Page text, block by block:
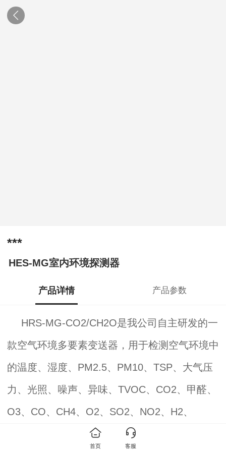
***
HES-MG室内环境探测器
产品详情 产品参数
HRS-MG-CO2/CH2O是我公司自主研发的一
款空气环境多要素变送器，用于检测空气环境中
的温度、湿度、PM2.5、PM10、TSP、大气压
力、光照、噪声、异味、TVOC、CO2、甲醛、
O3、CO、CH4、O2、SO2、NO2、H2、
H2S、NH3、烟雾等多种要素，基本涵盖了反映
首页 客服